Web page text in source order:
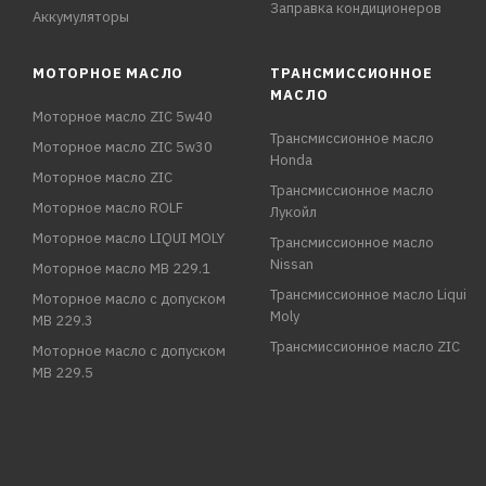
Аккумуляторы
Заправка кондиционеров
МОТОРНОЕ МАСЛО
Моторное масло ZIC 5w40
Моторное масло ZIC 5w30
Моторное масло ZIC
Моторное масло ROLF
Моторное масло LIQUI MOLY
Моторное масло MB 229.1
Моторное масло с допуском
MB 229.3
Моторное масло с допуском
MB 229.5
ТРАНСМИССИОННОЕ
МАСЛО
Трансмиссионное масло
Honda
Трансмиссионное масло
Лукойл
Трансмиссионное масло
Nissan
Трансмиссионное масло Liqui
Moly
Трансмиссионное масло ZIC